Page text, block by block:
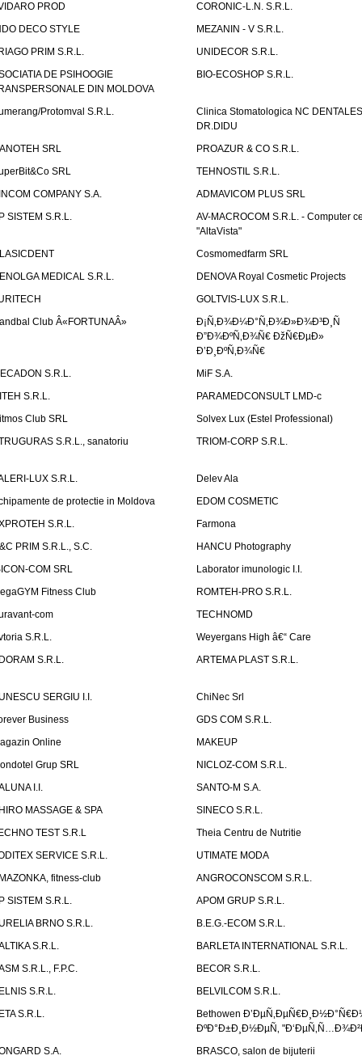
PROD
CORONIC-L.N. S.R.L.
DECO STYLE
MEZANIN - V S.R.L.
PRIM S.R.L.
UNIDECOR S.R.L.
DE PSIHOOGIE
DIN MOLDOVA
BIO-ECOSHOP S.R.L.
Protomval S.R.L.
Clinica Stomatologica NC DENTALES
DR.DIDU
SRL
PROAZUR & CO S.R.L.
SRL
TEHNOSTIL S.R.L.
COMPANY S.A.
ADMAVICOM PLUS SRL
SISTEM S.R.L.
AV-MACROCOM S.R.L. - Computer
"AltaVista"
Cosmomedfarm SRL
MEDICAL S.R.L.
DENOVA Royal Cosmetic Projects
GOLTVIS-LUX S.R.L.
Club Â«FORTUNAÂ»
Ð¡Ñ‚Ð¾Ð¼Ð°Ñ‚Ð¾Ð»Ð¾Ð³Ð¸Ñ
Ð”Ð¾ÐºÑ‚Ð¾Ñ€ ÐžÑ€ÐµÐ»
Ð’Ð¸ÐºÑ‚Ð¾Ñ€
S.R.L.
MiF S.A.
S.R.L.
PARAMEDCONSULT LMD-c
Club SRL
Solvex Lux (Estel Professional)
S.R.L., sanatoriu
TRIOM-CORP S.R.L.
LUX S.R.L.
Delev Ala
de protectie in Moldova
EDOM COSMETIC
S.R.L.
Farmona
PRIM S.R.L., S.C.
HANCU Photography
COM SRL
Laborator imunologic I.I.
Fitness Club
ROMTEH-PRO S.R.L.
com
TECHNOMD
S.R.L.
Weyergans High â€“ Care
S.R.L.
ARTEMA PLAST S.R.L.
SERGIU I.I.
ChiNec Srl
Business
GDS COM S.R.L.
Online
MAKEUP
Grup SRL
NICLOZ-COM S.R.L.
I.I.
SANTO-M S.A.
MASSAGE & SPA
SINECO S.R.L.
TEST S.R.L
Theia Centru de Nutritie
SERVICE S.R.L.
UTIMATE MODA
fitness-club
ANGROCONSCOM S.R.L.
SISTEM S.R.L.
APOM GRUP S.R.L.
BRNO S.R.L.
B.E.G.-ECOM S.R.L.
S.R.L.
BARLETA INTERNATIONAL S.R.L.
S.R.L., F.P.C.
BECOR S.R.L.
S.R.L.
BELVILCOM S.R.L.
S.R.L.
Bethowen
ÐºÐ°Ð±Ð¸Ð½ÐµÑ‚
S.A.
BRASCO, salon de bijuterii